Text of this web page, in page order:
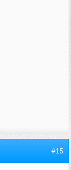
#15